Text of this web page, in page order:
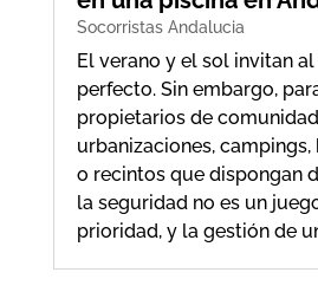
Socorristas Andalucia
El verano y el sol invitan
perfecto. Sin embargo,
propietarios de
urbanizaciones,
o recintos que dispongan
la seguridad no es un
prioridad, y la gestión de